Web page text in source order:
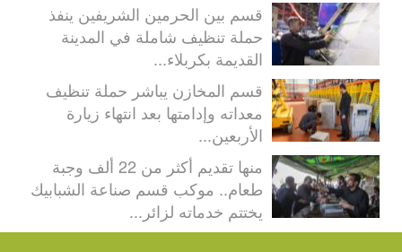
قسم بين الحرمين الشريفين ينفذ
حملة تنظيف شاملة في المدينة
القديمة بكربلاء...
قسم المخازن يباشر حملة تنظيف
معداته وإدامتها بعد انتهاء زيارة
الأربعين...
منها تقديم أكثر من 22 ألف وجبة
طعام.. موكب قسم صناعة الشبابيك
يختتم خدماته لزائر...